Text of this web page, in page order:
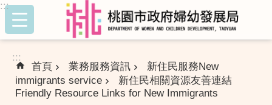
跳到主要內容區塊
:::
:::
首頁 業務服務資訊
新住民服務New
immigrants service
新住民相關資源友善連結
Friendly Resource Links for New Immigrants